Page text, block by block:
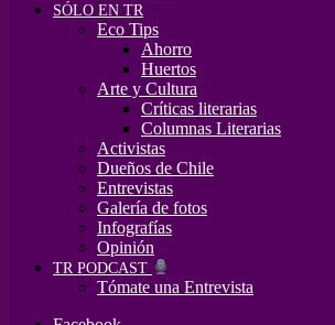
SÓLO EN TR
Eco Tips
Ahorro
Huertos
Arte y Cultura
Críticas literarias
Columnas Literarias
Activistas
Dueños de Chile
Entrevistas
Galería de fotos
Infografías
Opinión
TR PODCAST
Tómate una Entrevista